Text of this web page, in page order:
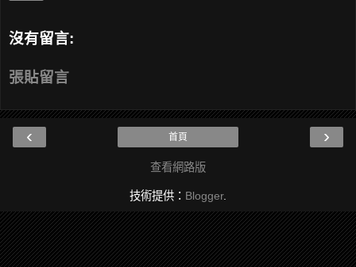
沒有留言:
張貼留言
‹ ›
首頁
查看網路版
技術提供： Blogger.